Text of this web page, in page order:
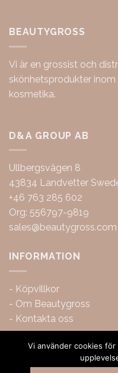
BEAUTYGROSS
Vi är en grossist och
skönhetsprodukter
kosmetika.
D&A GROUP AB
Ullbergsvägen 8
43834 Landvetter
+46 763 285 602
Org: 556797-9819
sales@beautygross.com
INFORMATION
- Köpvillkor
- Om Beautygross
- Kontakta oss
Vi använder cookies